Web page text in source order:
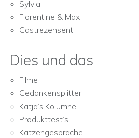
Sylvia
Florentine & Max
Gastrezensent
Dies und das
Filme
Gedankensplitter
Katja’s Kolumne
Produkttest’s
Katzengespräche